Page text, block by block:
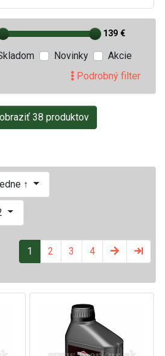
139 €
Novinky
Akcie
Podrobný filter
38 produktov
↑
1 2 3 4